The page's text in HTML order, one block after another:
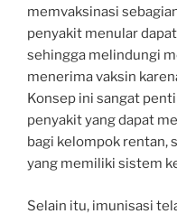
memvaksinasi
penyakit menular
sehingga melindungi
menerima vaksin
Konsep ini sangat
penyakit yang dapat
bagi kelompok rentan,
yang memiliki sistem
Selain itu, imunisasi